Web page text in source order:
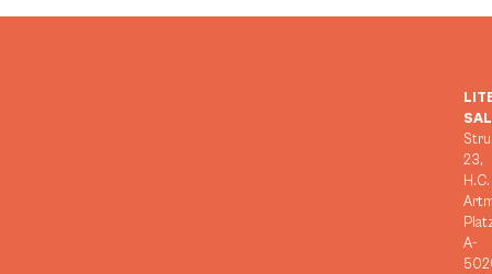
23,
H.C.
A-